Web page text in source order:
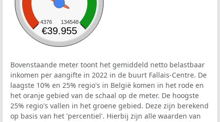
4376 134548
€39.955
Bovenstaande meter toont het gemiddeld netto belastbaar
inkomen per aangifte in 2022 in de buurt Fallais-Centre. De
laagste 10% en 25% regio's in België komen in het rode en
het oranje gebied van de schaal op de meter. De hoogste
25% regio's vallen in het groene gebied. Deze zijn berekend
op basis van het 'percentiel'. Hierbij zijn alle waarden van